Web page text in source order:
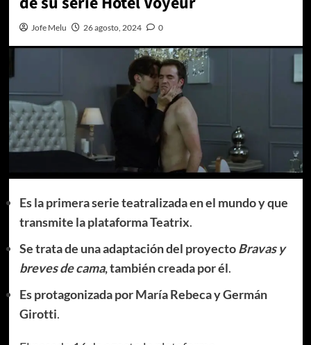
Jofe Melu 26 agosto, 2024 0
Es la primera serie teatralizada en el mundo y que
transmite la plataforma Teatrix.
Se trata de una adaptación del proyectoBravas y
breves de cama, también creada por él.
Es protagonizada por María Rebeca y Germán
Girotti.